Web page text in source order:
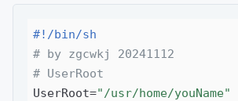
#!/bin/sh
# by zgcwkj 20241112
# UserRoot
UserRoot="/usr/home/youName"